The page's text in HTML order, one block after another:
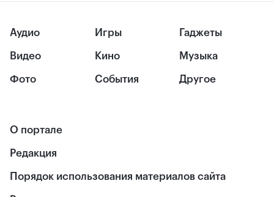
Аудио
Видео
Фото
Игры
Кино
События
Гаджеты
Музыка
Другое
О портале
Редакция
Порядок использования материалов сайта